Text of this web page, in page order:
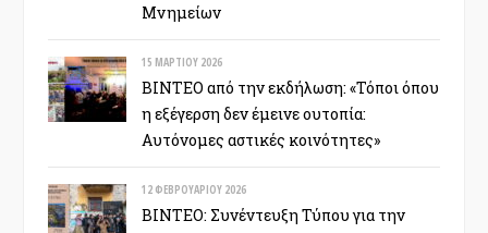
Μνημείων
15 ΜΑΡΤΊΟΥ 2026
ΒΙΝΤΕΟ από την εκδήλωση: «Τόποι όπου
η εξέγερση δεν έμεινε ουτοπία:
Αυτόνομες αστικές κοινότητες»
12 ΦΕΒΡΟΥΑΡΊΟΥ 2026
ΒΙΝΤΕΟ: Συνέντευξη Τύπου για την